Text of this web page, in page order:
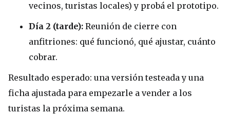
vecinos, turistas locales) y probá el prototipo.
Día 2 (tarde): Reunión de cierre con
anfitriones: qué funcionó, qué ajustar, cuánto
cobrar.
Resultado esperado: una versión testeada y una
ficha ajustada para empezarle a vender a los
turistas la próxima semana.